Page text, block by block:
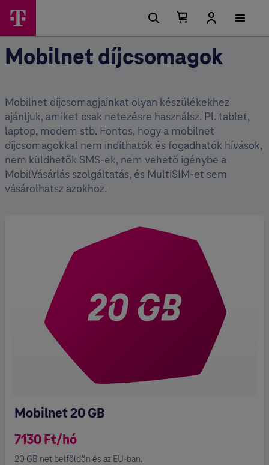
Mobilnet díjcsomagok
Mobilnet díjcsomagjainkat olyan készülékekhez
ajánljuk, amiket csak netezésre használsz. Pl. tablet,
laptop, modem stb. Fontos, hogy a mobilnet
díjcsomagokkal nem indíthatók és fogadhatók hívások,
nem küldhetők SMS-ek, nem vehető igénybe a
MobilVásárlás szolgáltatás, és MultiSIM-et sem
vásárolhatsz azokhoz.
Mobilnet 20 GB
7130 Ft/hó
20 GB net belföldön és az EU-ban.